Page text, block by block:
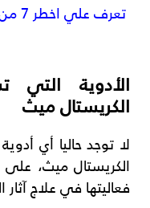
الأدوية
الكريستال ميث
لا توجد حاليا أي
الكريستال ميث،
فعاليتها في علاج